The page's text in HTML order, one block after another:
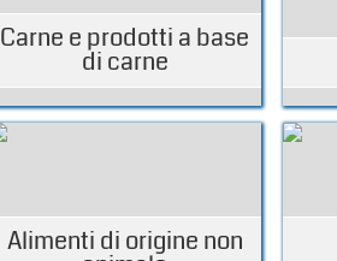
Carne e prodotti a base
di carne
Alimenti di origine non